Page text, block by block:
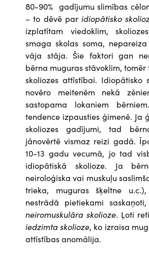
80-90% gadījumu slimības
– to dēvē paridiopātisko
izplatītam viedoklim,
smaga skolas soma,
vāja stāja. Šie faktori gan
bērna muguras stāvoklim, tomēr
skoliozes attīstībai. Idiopātisko
novēro meitenēm nekā
sastopama lokaniem
tendence izpausties ģimenē. Ja
skoliozes gadījumi, tad
jānovērtē vismaz reizi gadā.
10-13 gadu vecumā, jo tad
idiopātiskā skolioze. Ja
neiroloģiska vai muskuļu
trieka, muguras šķeltne
nestrādā pietiekami
neiromuskulāra skolioze. Ļoti
iedzimta skolioze, ko izraisa
attīstības anomālija.